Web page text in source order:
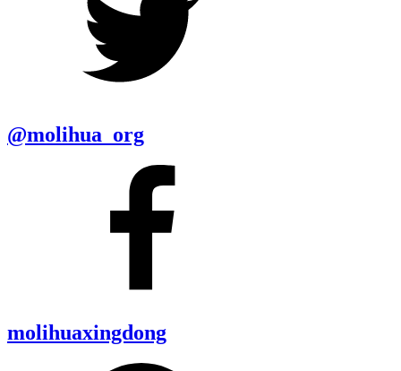
@molihua_org
molihuaxingdong